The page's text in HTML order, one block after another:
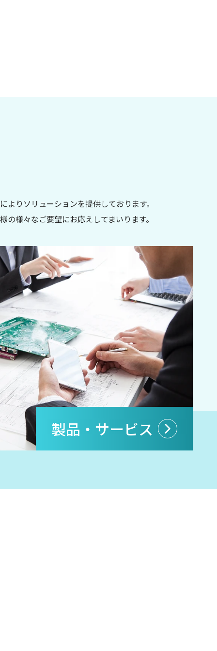
りソリューションを提供しております。
様々なご要望にお応えしてまいります。
製品・サービス